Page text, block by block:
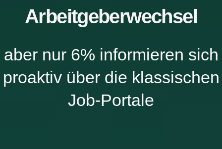
Arbeitgeberwechsel
aber nur 6% informieren sich
proaktiv über die klassischen
Job-Portale